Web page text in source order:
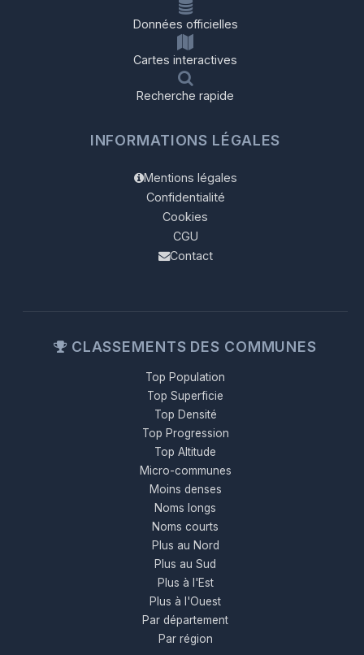
Données officielles
Cartes interactives
Recherche rapide
INFORMATIONS LÉGALES
Mentions légales
Confidentialité
Cookies
CGU
Contact
CLASSEMENTS DES COMMUNES
Top Population
Top Superficie
Top Densité
Top Progression
Top Altitude
Micro-communes
Moins denses
Noms longs
Noms courts
Plus au Nord
Plus au Sud
Plus à l'Est
Plus à l'Ouest
Par département
Par région